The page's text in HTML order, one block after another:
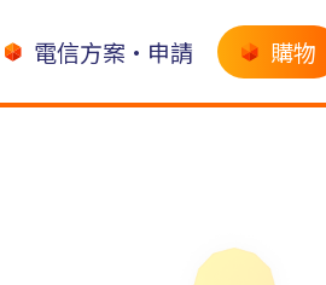
電信方案•申請 購物